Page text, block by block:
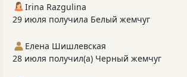
Irina Razgulina
29 июля получила Белый жемчуг
Елена Шишлевская
28 июля получил(а) Черный жемчуг